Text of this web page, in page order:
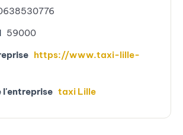
59000
https://www.taxi-lille-
l'entreprise taxi Lille